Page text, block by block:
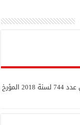
أمر حكومي عدد 744 لسنة 2018 المؤرخ